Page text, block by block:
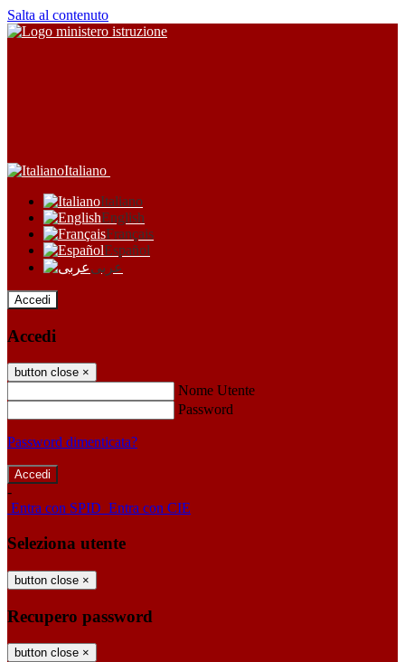
Salta al contenuto
Italiano
Italiano
English
Français
Español
عربى
Accedi
Accedi
button close ×
Nome Utente
Password
Password dimenticata?
-
Entra con SPID Entra con CIE
Seleziona utente
button close ×
Recupero password
button close ×